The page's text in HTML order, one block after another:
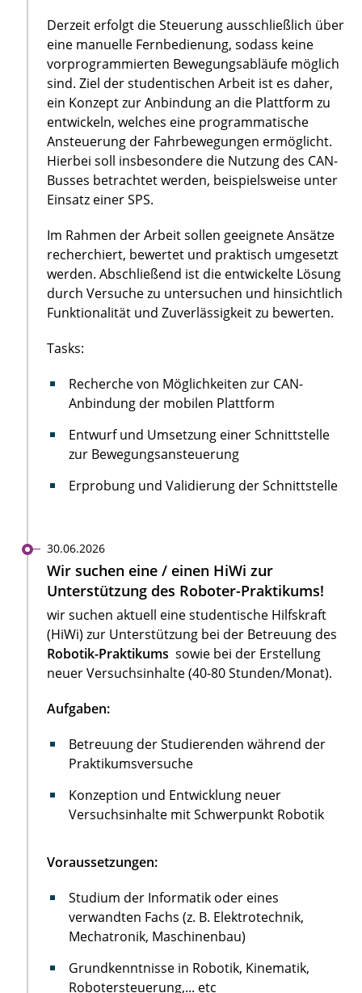
Derzeit erfolgt die Steuerung ausschließlich über
eine manuelle Fernbedienung, sodass keine
vorprogrammierten Bewegungsabläufe möglich
sind. Ziel der studentischen Arbeit ist es daher,
ein Konzept zur Anbindung an die Plattform zu
entwickeln, welches eine programmatische
Ansteuerung der Fahrbewegungen ermöglicht.
Hierbei soll insbesondere die Nutzung des CAN-
Busses betrachtet werden, beispielsweise unter
Einsatz einer SPS.
Im Rahmen der Arbeit sollen geeignete Ansätze
recherchiert, bewertet und praktisch umgesetzt
werden. Abschließend ist die entwickelte Lösung
durch Versuche zu untersuchen und hinsichtlich
Funktionalität und Zuverlässigkeit zu bewerten.
Tasks:
Recherche von Möglichkeiten zur CAN-
Anbindung der mobilen Plattform
Entwurf und Umsetzung einer Schnittstelle
zur Bewegungsansteuerung
Erprobung und Validierung der Schnittstelle
30.06.2026
Wir suchen eine / einen HiWi zur
Unterstützung des Roboter-Praktikums!
wir suchen aktuell eine studentische Hilfskraft
(HiWi) zur Unterstützung bei der Betreuung des
Robotik-Praktikums sowie bei der Erstellung
neuer Versuchsinhalte (40-80 Stunden/Monat).
Aufgaben:
Betreuung der Studierenden während der
Praktikumsversuche
Konzeption und Entwicklung neuer
Versuchsinhalte mit Schwerpunkt Robotik
Voraussetzungen:
Studium der Informatik oder eines
verwandten Fachs (z. B. Elektrotechnik,
Mechatronik, Maschinenbau)
Grundkenntnisse in Robotik, Kinematik,
Robotersteuerung,... etc